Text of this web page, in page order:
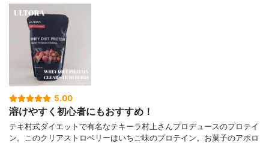
5.00
溶けやすく初心者にもおすすめ！
テキ村式ダイエットで有名なテキーラ村上さんプロデュースのプロテイ
ン。このクリアストロベリーはいちご味のプロテイン。お菓子のアポロ